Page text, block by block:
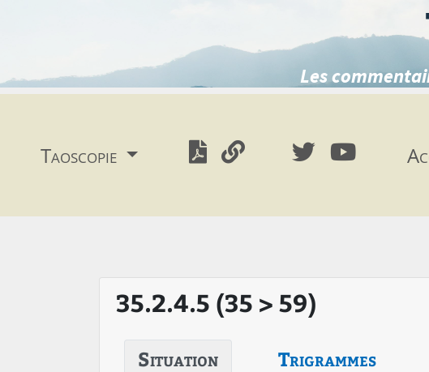
Les
Taoscopie
35.2.4.5 (35 > 59)
Situation Trigrammes